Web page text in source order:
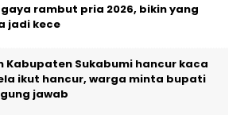
gaya rambut pria 2026, bikin yang
jadi kece
Kabupaten Sukabumi hancur kaca
ikut hancur, warga minta bupati
jawab